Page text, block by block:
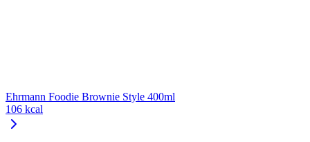
Ehrmann Foodie Brownie Style 400ml
106 kcal